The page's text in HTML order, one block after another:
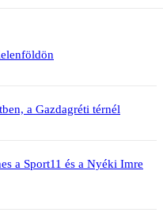
a Gazdagréti térnél
a Sport11 és a Nyéki Imre